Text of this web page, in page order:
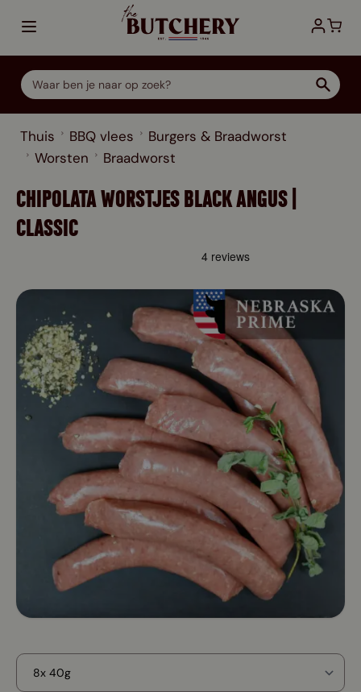
Thuis BBQ vlees
Burgers & Braadworst
Worsten
Braadworst
CHIPOLATA WORSTJES BLACK ANGUS |
CLASSIC